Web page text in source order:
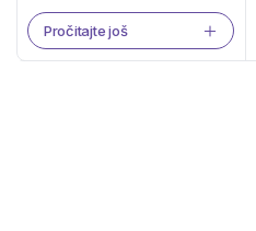
Pročitajte još